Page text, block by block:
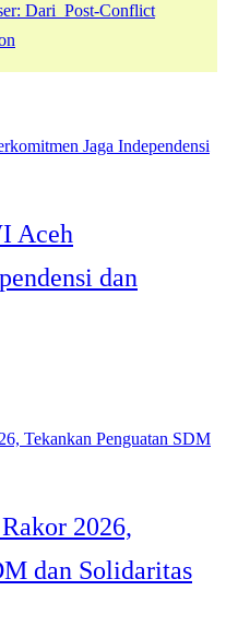
Dari Post-Conflict
Aceh
dan
2026,
dan Solidaritas